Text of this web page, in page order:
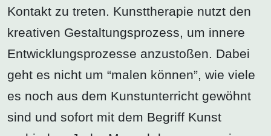
Kontakt zu treten. Kunsttherapie nutzt den
kreativen Gestaltungsprozess, um innere
Entwicklungsprozesse anzustoßen. Dabei
geht es nicht um “malen können”, wie viele
es noch aus dem Kunstunterricht gewöhnt
sind und sofort mit dem Begriff Kunst